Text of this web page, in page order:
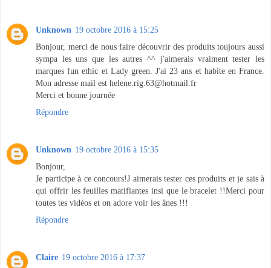
Unknown 19 octobre 2016 à 15:25
Bonjour, merci de nous faire découvrir des produits toujours aussi
sympa les uns que les autres ^^ j'aimerais vraiment tester les
marques fun ethic et Lady green. J'ai 23 ans et habite en France.
Mon adresse mail est helene.rig.63@hotmail.fr
Merci et bonne journée
Répondre
Unknown 19 octobre 2016 à 15:35
Bonjour,
Je participe à ce concours!J aimerais tester ces produits et je sais à
qui offrir les feuilles matifiantes insi que le bracelet !!Merci pour
toutes tes vidéos et on adore voir les ânes !!!
Répondre
Claire 19 octobre 2016 à 17:37